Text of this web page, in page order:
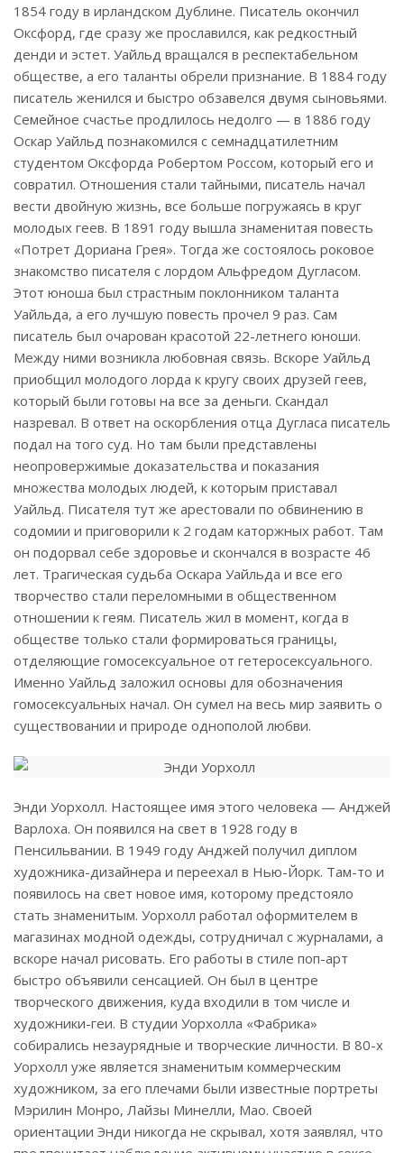
1854 году в ирландском Дублине. Писатель окончил
Оксфорд, где сразу же прославился, как редкостный
денди и эстет. Уайльд вращался в респектабельном
обществе, а его таланты обрели признание. В 1884 году
писатель женился и быстро обзавелся двумя сыновьями.
Семейное счастье продлилось недолго — в 1886 году
Оскар Уайльд познакомился с семнадцатилетним
студентом Оксфорда Робертом Россом, который его и
совратил. Отношения стали тайными, писатель начал
вести двойную жизнь, все больше погружаясь в круг
молодых геев. В 1891 году вышла знаменитая повесть
«Потрет Дориана Грея». Тогда же состоялось роковое
знакомство писателя с лордом Альфредом Дугласом.
Этот юноша был страстным поклонником таланта
Уайльда, а его лучшую повесть прочел 9 раз. Сам
писатель был очарован красотой 22-летнего юноши.
Между ними возникла любовная связь. Вскоре Уайльд
приобщил молодого лорда к кругу своих друзей геев,
который были готовы на все за деньги. Скандал
назревал. В ответ на оскорбления отца Дугласа писатель
подал на того суд. Но там были представлены
неопровержимые доказательства и показания
множества молодых людей, к которым приставал
Уайльд. Писателя тут же арестовали по обвинению в
содомии и приговорили к 2 годам каторжных работ. Там
он подорвал себе здоровье и скончался в возрасте 46
лет. Трагическая судьба Оскара Уайльда и все его
творчество стали переломными в общественном
отношении к геям. Писатель жил в момент, когда в
обществе только стали формироваться границы,
отделяющие гомосексуальное от гетеросексуального.
Именно Уайльд заложил основы для обозначения
гомосексуальных начал. Он сумел на весь мир заявить о
существовании и природе однополой любви.
Энди Уорхолл. Настоящее имя этого человека — Анджей
Варлоха. Он появился на свет в 1928 году в
Пенсильвании. В 1949 году Анджей получил диплом
художника-дизайнера и переехал в Нью-Йорк. Там-то и
появилось на свет новое имя, которому предстояло
стать знаменитым. Уорхолл работал оформителем в
магазинах модной одежды, сотрудничал с журналами, а
вскоре начал рисовать. Его работы в стиле поп-арт
быстро объявили сенсацией. Он был в центре
творческого движения, куда входили в том числе и
художники-геи. В студии Уорхолла «Фабрика»
собирались незаурядные и творческие личности. В 80-х
Уорхолл уже является знаменитым коммерческим
художником, за его плечами были известные портреты
Мэрилин Монро, Лайзы Минелли, Мао. Своей
ориентации Энди никогда не скрывал, хотя заявлял, что